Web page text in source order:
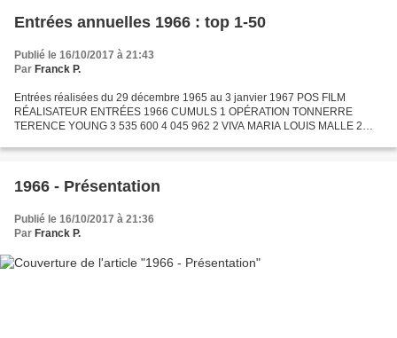
Entrées annuelles 1966 : top 1-50
Publié le 16/10/2017 à 21:43
Par Franck P.
Entrées réalisées du 29 décembre 1965 au 3 janvier 1967 POS FILM
RÉALISATEUR ENTRÉES 1966 CUMULS 1 OPÉRATION TONNERRE
TERENCE YOUNG 3 535 600 4 045 962 2 VIVA MARIA LOUIS MALLE 2
734 309 2 734...
1966 - Présentation
Publié le 16/10/2017 à 21:36
Par Franck P.